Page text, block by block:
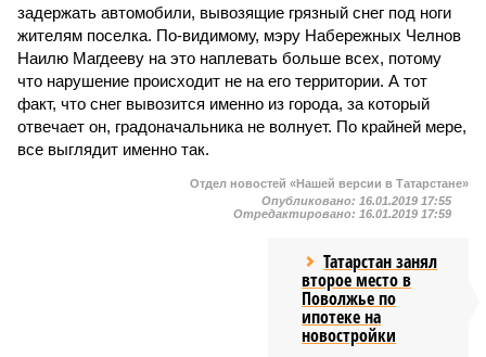
задержать автомобили, вывозящие грязный снег под ноги
жителям поселка. По-видимому, мэру Набережных Челнов
Наилю Магдееву на это наплевать больше всех, потому
что нарушение происходит не на его территории. А тот
факт, что снег вывозится именно из города, за который
отвечает он, градоначальника не волнует. По крайней мере,
все выглядит именно так.
Отдел новостей «Нашей версии в Татарстане»
Опубликовано: 16.01.2019 17:55
Отредактировано: 16.01.2019 17:59
Татарстан занял
второе место в
Поволжье по
ипотеке на
новостройки